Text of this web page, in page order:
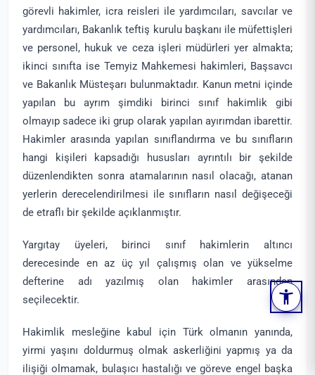
görevli hakimler, icra reisleri ile yardımcıları, savcılar ve
yardımcıları, Bakanlık teftiş kurulu başkanı ile müfettişleri
ve personel, hukuk ve ceza işleri müdürleri yer almakta;
ikinci sınıfta ise Temyiz Mahkemesi hakimleri, Başsavcı
ve Bakanlık Müsteşarı bulunmaktadır. Kanun metni içinde
yapılan bu ayrım şimdiki birinci sınıf hakimlik gibi
olmayıp sadece iki grup olarak yapılan ayırımdan ibarettir.
Hakimler arasında yapılan sınıflandırma ve bu sınıfların
hangi kişileri kapsadığı hususları ayrıntılı bir şekilde
düzenlendikten sonra atamalarının nasıl olacağı, atanan
yerlerin derecelendirilmesi ile sınıfların nasıl değişeceği
de etraflı bir şekilde açıklanmıştır.
Yargıtay üyeleri, birinci sınıf hakimlerin altıncı
derecesinde en az üç yıl çalışmış olan ve yükselme
defterine adı yazılmış olan hakimler arasından
seçilecektir.
Hakimlik mesleğine kabul için Türk olmanın yanında,
yirmi yaşını doldurmuş olmak askerliğini yapmış ya da
ilişiği olmamak, bulaşıcı hastalığı ve göreve engel başka